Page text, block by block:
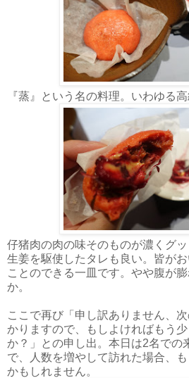
『蒸』という名の料理。いわゆる高
仔猪肉の肉の味そのものが濃くグ
生姜を駆使したタレも良い。皆が
ことのできる一皿です。やや腹が
か。
ここで再び「申し訳ありません、
かりますので、もしよければもう
か？」との申し出。本日は2名での
で、人数を増やして訪れた場合、
かもしれません。